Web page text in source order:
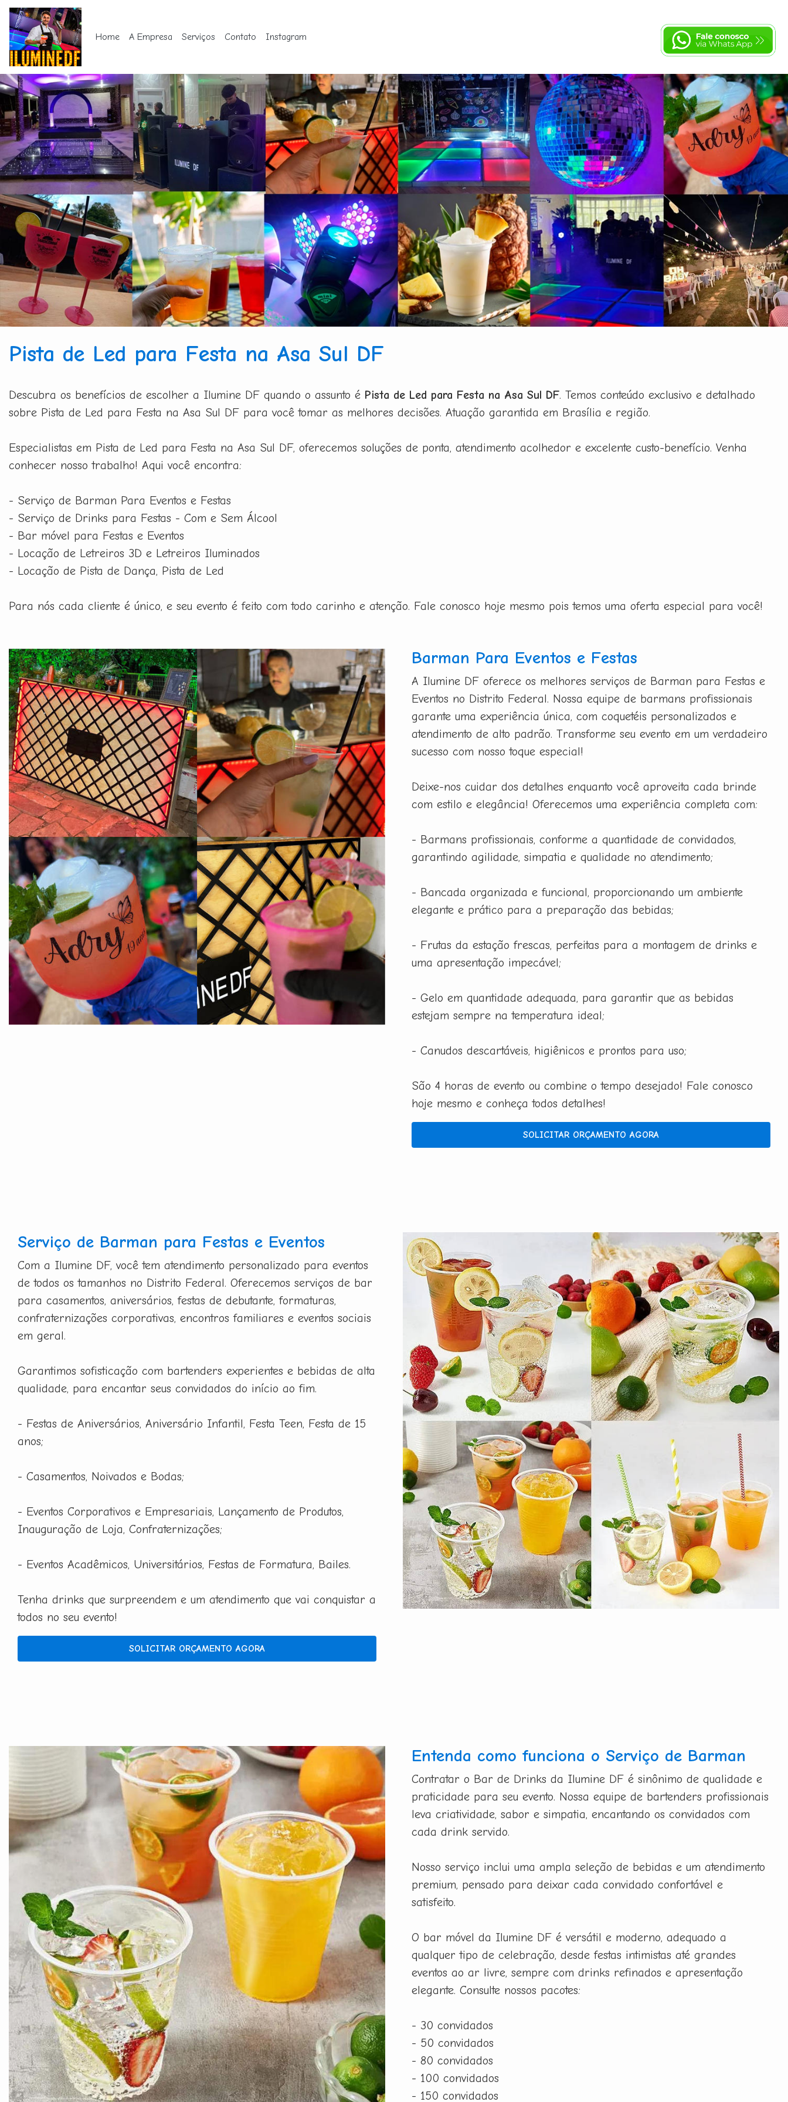
Home A Empresa Serviços Contato Instagram
Pista de Led para Festa na Asa Sul DF
Descubra os benefícios de escolher a Ilumine DF quando o assunto é Pista de Led para Festa na Asa Sul DF. Temos conteúdo exclusivo e detalhado
sobre Pista de Led para Festa na Asa Sul DF para você tomar as melhores decisões. Atuação garantida em Brasília e região.
Especialistas em Pista de Led para Festa na Asa Sul DF, oferecemos soluções de ponta, atendimento acolhedor e excelente custo-benefício. Venha
conhecer nosso trabalho! Aqui você encontra:
- Serviço de Barman Para Eventos e Festas
- Serviço de Drinks para Festas - Com e Sem Álcool
- Bar móvel para Festas e Eventos
- Locação de Letreiros 3D e Letreiros Iluminados
- Locação de Pista de Dança, Pista de Led
Para nós cada cliente é único, e seu evento é feito com todo carinho e atenção. Fale conosco hoje mesmo pois temos uma oferta especial para você!
Barman Para Eventos e Festas
A Ilumine DF oferece os melhores serviços de Barman para Festas e
Eventos no Distrito Federal. Nossa equipe de barmans profissionais
garante uma experiência única, com coquetéis personalizados e
atendimento de alto padrão. Transforme seu evento em um verdadeiro
sucesso com nosso toque especial!
Deixe-nos cuidar dos detalhes enquanto você aproveita cada brinde
com estilo e elegância! Oferecemos uma experiência completa com:
- Barmans profissionais, conforme a quantidade de convidados,
garantindo agilidade, simpatia e qualidade no atendimento;
- Bancada organizada e funcional, proporcionando um ambiente
elegante e prático para a preparação das bebidas;
- Frutas da estação frescas, perfeitas para a montagem de drinks e
uma apresentação impecável;
- Gelo em quantidade adequada, para garantir que as bebidas
estejam sempre na temperatura ideal;
- Canudos descartáveis, higiênicos e prontos para uso;
São 4 horas de evento ou combine o tempo desejado! Fale conosco
hoje mesmo e conheça todos detalhes!
SOLICITAR ORÇAMENTO AGORA
Serviço de Barman para Festas e Eventos
Com a Ilumine DF, você tem atendimento personalizado para eventos
de todos os tamanhos no Distrito Federal. Oferecemos serviços de bar
para casamentos, aniversários, festas de debutante, formaturas,
confraternizações corporativas, encontros familiares e eventos sociais
em geral.
Garantimos sofisticação com bartenders experientes e bebidas de alta
qualidade, para encantar seus convidados do início ao fim.
- Festas de Aniversários, Aniversário Infantil, Festa Teen, Festa de 15
anos;
- Casamentos, Noivados e Bodas;
- Eventos Corporativos e Empresariais, Lançamento de Produtos,
Inauguração de Loja, Confraternizações;
- Eventos Acadêmicos, Universitários, Festas de Formatura, Bailes.
Tenha drinks que surpreendem e um atendimento que vai conquistar a
todos no seu evento!
SOLICITAR ORÇAMENTO AGORA
Entenda como funciona o Serviço de Barman
Contratar o Bar de Drinks da Ilumine DF é sinônimo de qualidade e
praticidade para seu evento. Nossa equipe de bartenders profissionais
leva criatividade, sabor e simpatia, encantando os convidados com
cada drink servido.
Nosso serviço inclui uma ampla seleção de bebidas e um atendimento
premium, pensado para deixar cada convidado confortável e
satisfeito.
O bar móvel da Ilumine DF é versátil e moderno, adequado a
qualquer tipo de celebração, desde festas intimistas até grandes
eventos ao ar livre, sempre com drinks refinados e apresentação
elegante. Consulte nossos pacotes:
- 30 convidados
- 50 convidados
- 80 convidados
- 100 convidados
- 150 convidados